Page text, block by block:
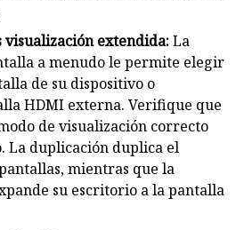
visualización extendida:La
a menudo le permite elegir
de su dispositivo o
HDMI externa. Verifique que
de visualización correcto
La duplicación duplica el
mientras que la
su escritorio a la pantalla